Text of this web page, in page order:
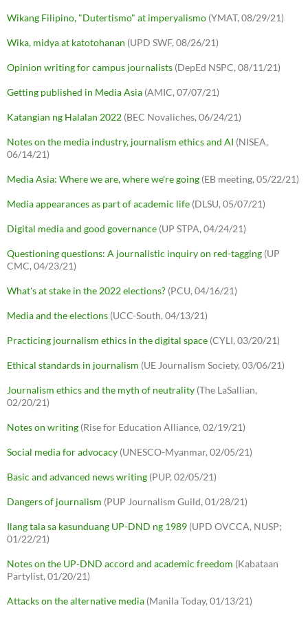
Wikang Filipino, "Dutertismo" at imperyalismo (YMAT, 08/29/21)
Wika, midya at katotohanan (UPD SWF, 08/26/21)
Opinion writing for campus journalists (DepEd NSPC, 08/11/21)
Getting published in Media Asia (AMIC, 07/07/21)
Katangian ng Halalan 2022 (BEC Novaliches, 06/24/21)
Notes on the media industry, journalism ethics and AI (NISEA,
06/14/21)
Media Asia: Where we are, where we're going (EB meeting, 05/22/21)
Media appearances as part of academic life (DLSU, 05/07/21)
Digital media and good governance (UP STPA, 04/24/21)
Questioning questions: A journalistic inquiry on red-tagging (UP
CMC, 04/23/21)
What's at stake in the 2022 elections? (PCU, 04/16/21)
Media and the elections (UCC-South, 04/13/21)
Practicing journalism ethics in the digital space (CYLI, 03/20/21)
Ethical standards in journalism (UE Journalism Society, 03/06/21)
Journalism ethics and the myth of neutrality (The LaSallian,
02/20/21)
Notes on writing (Rise for Education Alliance, 02/19/21)
Social media for advocacy (UNESCO-Myanmar, 02/05/21)
Basic and advanced news writing (PUP, 02/05/21)
Dangers of journalism (PUP Journalism Guild, 01/28/21)
Ilang tala sa kasunduang UP-DND ng 1989 (UPD OVCCA, NUSP;
01/22/21)
Notes on the UP-DND accord and academic freedom (Kabataan
Partylist, 01/20/21)
Attacks on the alternative media (Manila Today, 01/13/21)